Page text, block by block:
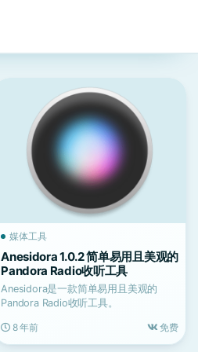
媒体工具
Anesidora 1.0.2 简单易用且美观的
Pandora Radio收听工具
Anesidora是一款简单易用且美观的
Pandora Radio收听工具。
8 年前 免费